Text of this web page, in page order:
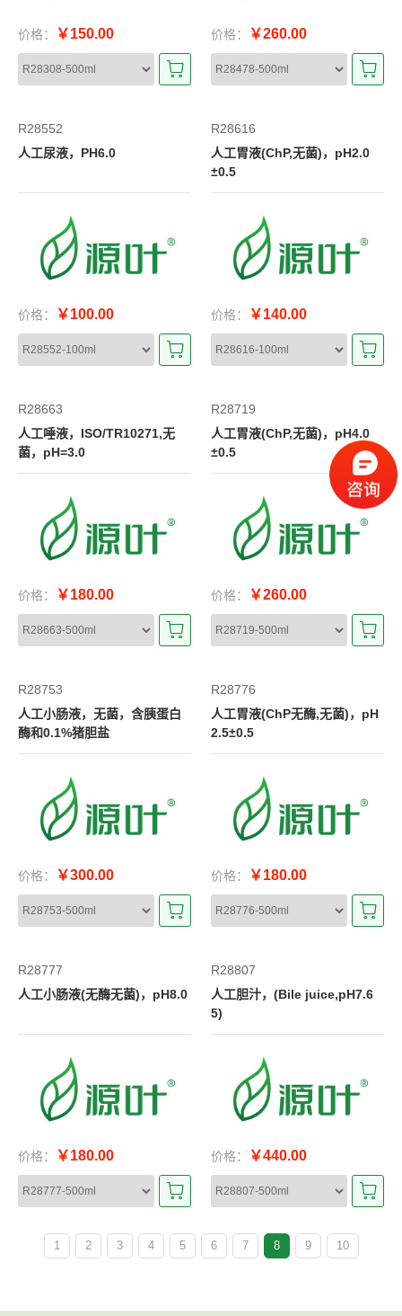
价格： ￥150.00 价格： ￥260.00
R28552
人工尿液，PH6.0
价格： ￥100.00
R28616
人工胃液(ChP,无菌)，pH2.0
±0.5
价格： ￥140.00
R28663
人工唾液，ISO/TR10271,无
菌，pH=3.0
价格： ￥180.00
R28719
人工胃液(ChP,无菌)，pH4.0
±0.5
价格： ￥260.00
R28753
人工小肠液，无菌，含胰蛋白
酶和0.1%猪胆盐
价格： ￥300.00
R28776
人工胃液(ChP无酶,无菌)，pH
2.5±0.5
价格： ￥180.00
R28777
人工小肠液(无酶无菌)，pH8.0
价格： ￥180.00
R28807
人工胆汁，(Bile juice,pH7.6
5)
价格： ￥440.00
1 2 3 4 5 6 7 8 9 10